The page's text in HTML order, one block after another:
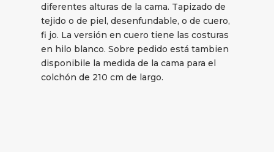
diferentes alturas de la cama. Tapizado de
tejido o de piel, desenfundable, o de cuero,
fi jo. La versión en cuero tiene las costuras
en hilo blanco. Sobre pedido está tambien
disponibile la medida de la cama para el
colchón de 210 cm de largo.